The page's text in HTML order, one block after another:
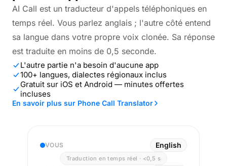
AI Call est un traducteur d'appels téléphoniques en
temps réel. Vous parlez anglais ; l'autre côté entend
sa langue dans votre propre voix clonée. Sa réponse
est traduite en moins de 0,5 seconde.
L'autre partie n'a besoin d'aucune app
100+ langues, dialectes régionaux inclus
Gratuit sur iOS et Android — minutes offertes
incluses
En savoir plus sur Phone Call Translator
VOUS English
Traduction en temps réel · <0,5 s